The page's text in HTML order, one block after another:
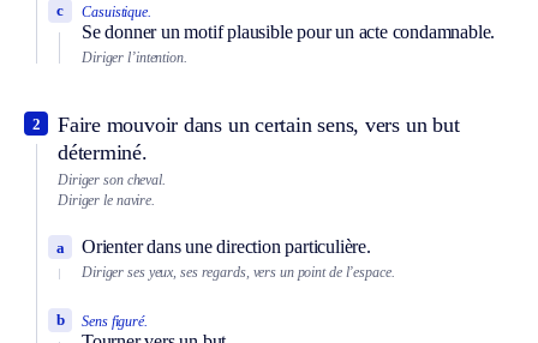
Casuistique.
Se donner un motif plausible pour un acte condamnable.
c
Diriger l’intention.
Faire mouvoir dans un certain sens, vers un but
déterminé.
2
Diriger son cheval.
Diriger le navire.
Orienter dans une direction particulière.
a
Diriger ses yeux, ses regards, vers un point de l’espace.
Sens figuré.
b